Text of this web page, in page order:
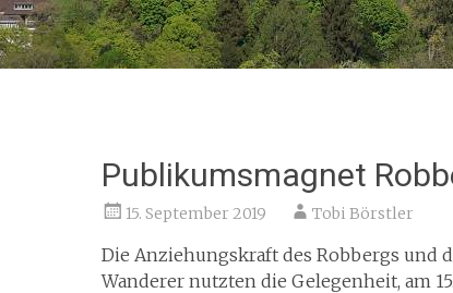
Publikumsmagnet
15. September 2019 Tobi Börstler
Die Anziehungskraft des Robbergs und
Wanderer nutzten die Gelegenheit, am